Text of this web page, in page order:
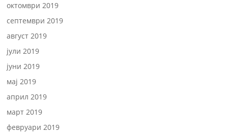
октомври 2019
септември 2019
август 2019
јули 2019
јуни 2019
мај 2019
април 2019
март 2019
февруари 2019